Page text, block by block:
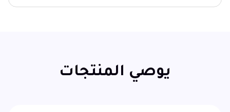
يوصي المنتجات